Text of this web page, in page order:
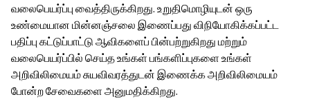
வலைபெயர்ப்பு வைத்திருக்கிறது. உறுதிமொழியுடன் ஒரு
உண்மையான மின்னஞ்சலை இணைப்பது விநியோகிக்கப்பட்ட
பதிப்பு கட்டுப்பாட்டு ஆவிகளைப் பின்பற்றுகிறது மற்றும்
வலைபெயர்ப்பில் செய்த உங்கள் பங்களிப்புகளை உங்கள்
அறிவிலிமையம் சுயவிவரத்துடன் இணைக்க அறிவிலிமையம்
போன்ற சேவைகளை அனுமதிக்கிறது.